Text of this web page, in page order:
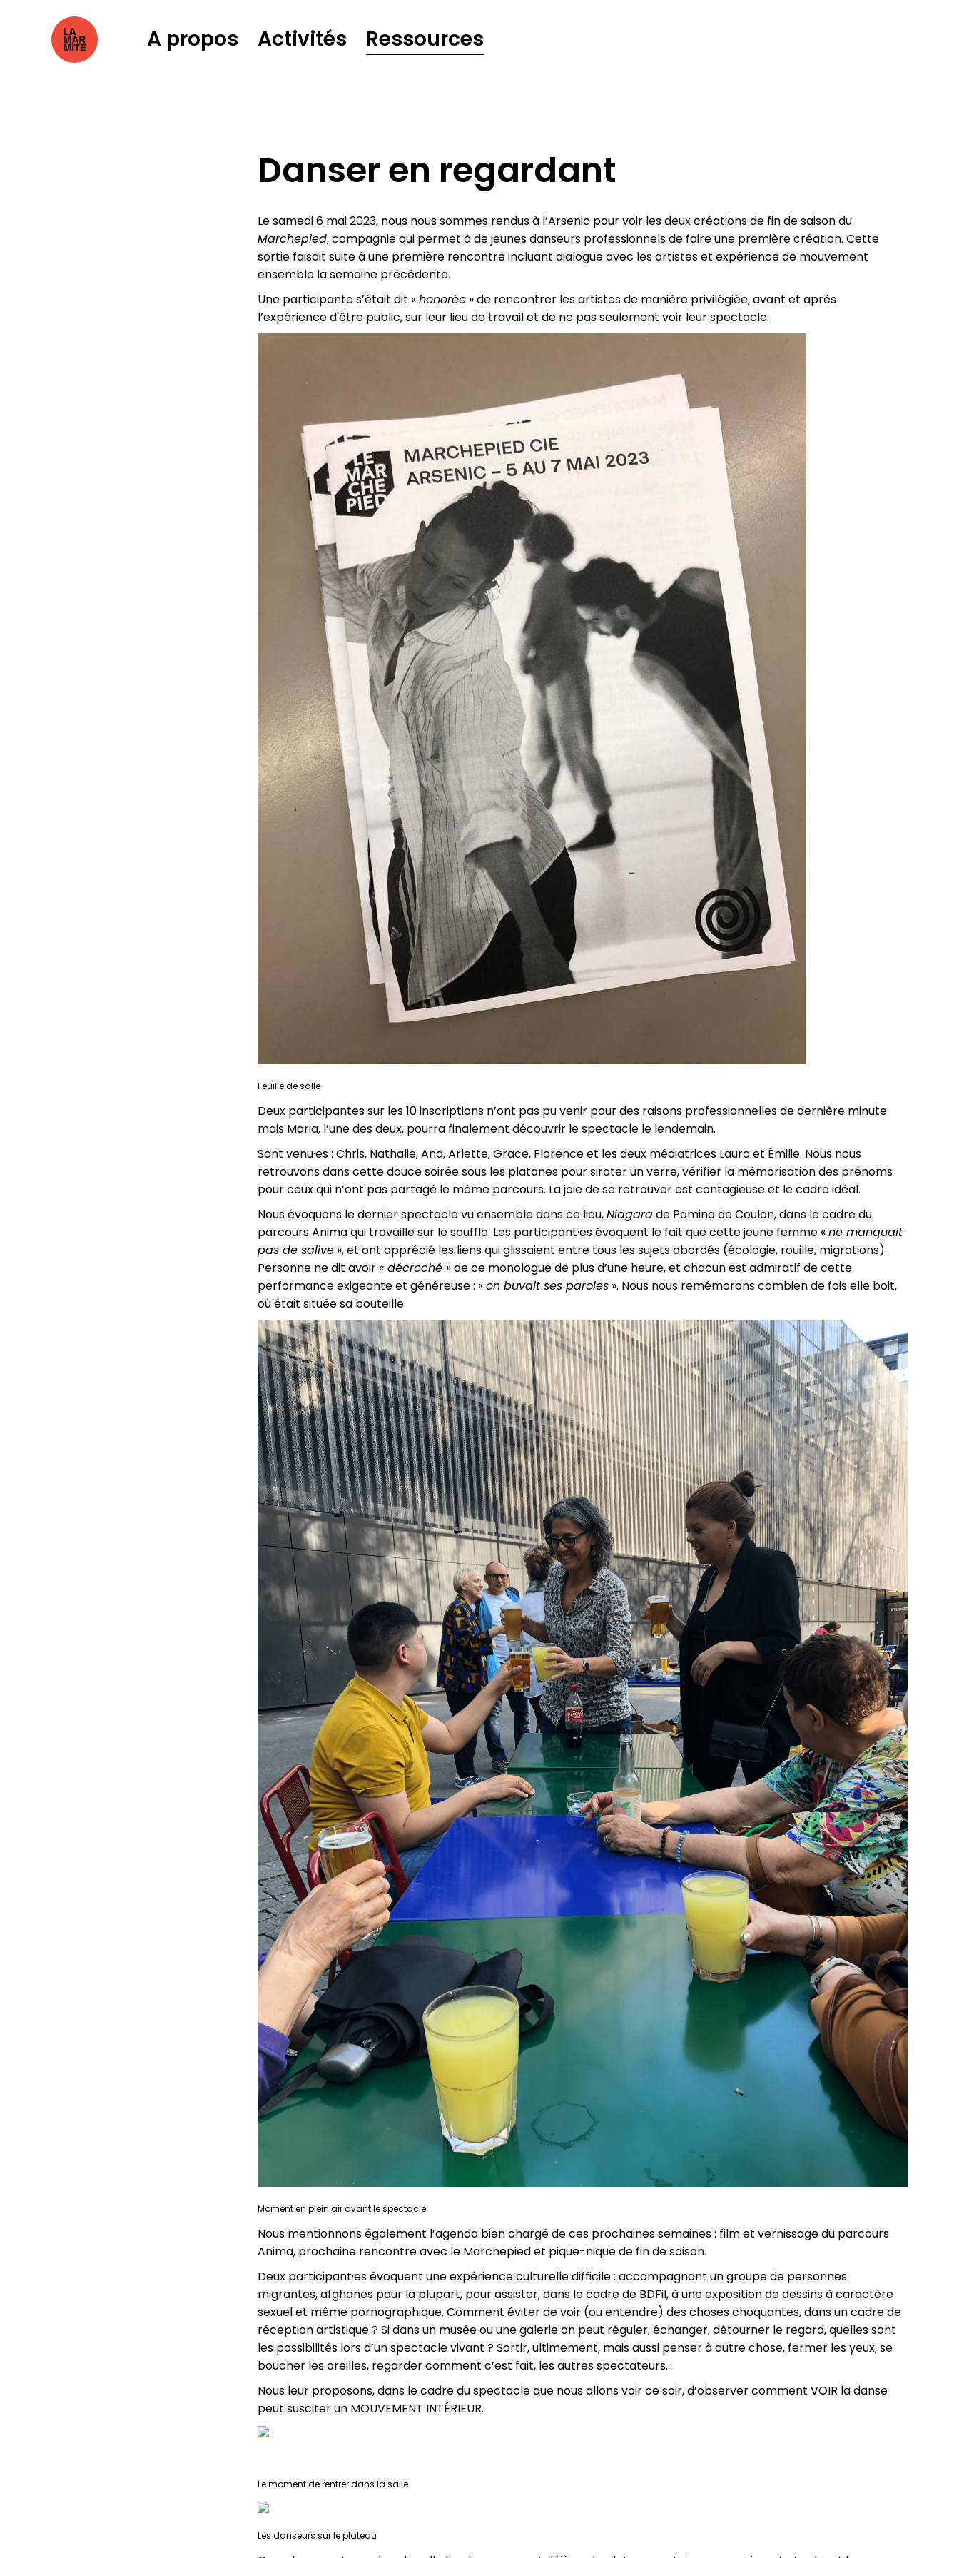
Danser en regardant
Le samedi 6 mai 2023, nous nous sommes rendus à l’Arsenic pour voir les deux créations de fin de saison du
Marchepied, compagnie qui permet à de jeunes danseurs professionnels de faire une première création. Cette
sortie faisait suite à une première rencontre incluant dialogue avec les artistes et expérience de mouvement
ensemble la semaine précédente.
Une participante s’était dit «honorée » de rencontrer les artistes de manière privilégiée, avant et après
l’expérience d'être public, sur leur lieu de travail et de ne pas seulement voir leur spectacle.
Feuille de salle
Deux participantes sur les 10 inscriptions n’ont pas pu venir pour des raisons professionnelles de dernière minute
mais Maria, l’une des deux, pourra finalement découvrir le spectacle le lendemain.
Sont venu·es : Chris, Nathalie, Ana, Arlette, Grace, Florence et les deux médiatrices Laura et Émilie. Nous nous
retrouvons dans cette douce soirée sous les platanes pour siroter un verre, vérifier la mémorisation des prénoms
pour ceux qui n’ont pas partagé le même parcours. La joie de se retrouver est contagieuse et le cadre idéal.
Nous évoquons le dernier spectacle vu ensemble dans ce lieu,Niagarade Pamina de Coulon, dans le cadre du
parcours Anima qui travaille sur le souffle. Les participant·es évoquent le fait que cette jeune femme «ne manquait
pas de salive », et ont apprécié les liens qui glissaient entre tous les sujets abordés (écologie, rouille, migrations).
Personne ne dit avoir« décroché »de ce monologue de plus d’une heure, et chacun est admiratif de cette
performance exigeante et généreuse : «on buvait ses paroles ». Nous nous remémorons combien de fois elle boit,
où était située sa bouteille.
Moment en plein air avant le spectacle
Nous mentionnons également l’agenda bien chargé de ces prochaines semaines : film et vernissage du parcours
Anima, prochaine rencontre avec le Marchepied et pique-nique de fin de saison.
Deux participant·es évoquent une expérience culturelle difficile : accompagnant un groupe de personnes
migrantes, afghanes pour la plupart, pour assister, dans le cadre de BDFil, à une exposition de dessins à caractère
sexuel et même pornographique. Comment éviter de voir (ou entendre) des choses choquantes, dans un cadre de
réception artistique ? Si dans un musée ou une galerie on peut réguler, échanger, détourner le regard, quelles sont
les possibilités lors d’un spectacle vivant ? Sortir, ultimement, mais aussi penser à autre chose, fermer les yeux, se
boucher les oreilles, regarder comment c’est fait, les autres spectateurs…
Nous leur proposons, dans le cadre du spectacle que nous allons voir ce soir, d’observer comment VOIR la danse
peut susciter un MOUVEMENT INTÉRIEUR.
Le moment de rentrer dans la salle
Les danseurs sur le plateau
A propos Activités Ressources